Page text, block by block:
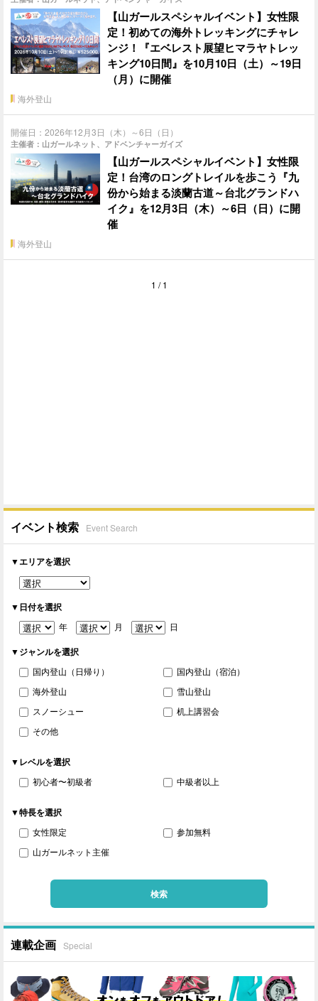
【山ガールスペシャルイベント】女性限
定！初めての海外トレッキングにチャレ
ンジ！『エベレスト展望ヒマラヤトレッ
キング10日間』を10月10日（土）～19日
（月）に開催
海外登山
開催日：2026年12月3日（木）～6日（日）
主催者：山ガールネット、アドベンチャーガイズ
【山ガールスペシャルイベント】女性限
定！台湾のロングトレイルを歩こう『九
份から始まる淡蘭古道～台北グランドハ
イク』を12月3日（木）～6日（日）に開
催
海外登山
1 / 1
イベント検索 Event Search
▼エリアを選択
▼日付を選択
年 月 日
▼ジャンルを選択
国内登山（日帰り）
国内登山（宿泊）
海外登山
雪山登山
スノーシュー
机上講習会
その他
▼レベルを選択
初心者〜初級者 中級者以上
▼特長を選択
女性限定
参加無料
山ガールネット主催
検索
連載企画 Special